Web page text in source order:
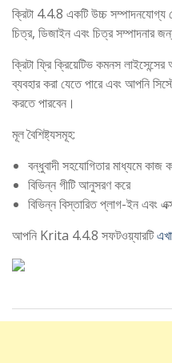
ক্রিটা 4.4.8 একটি উচ্চ সম্পাদনযোগ্য
চিত্র, ডিজাইন এবং চিত্র সম্পাদনার
ক্রিটা ফ্রি ক্রিয়েটিভ কমনস
ব্যবহার করা যেতে পারে এবং আপনি
করতে পারবেন।
মূল বৈশিষ্ট্যসমূহ:
বন্ধুবাদী সহযোগিতার মাধ্যমে কাজ
বিভিন্ন গীটি আনুসরণ করে
বিভিন্ন বিস্তারিত প্লাগ-ইন এবং
আপনি Krita 4.4.8 সফটওয়্যারটি